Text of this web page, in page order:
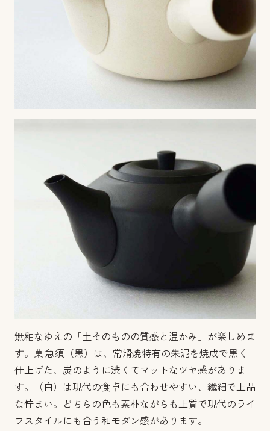
無釉なゆえの「土そのものの質感と温かみ」が楽しめま
す。 菓 急須（黒）は、常滑焼特有の朱泥を焼成で黒く
仕上げた、炭のように渋くてマットなツヤ感がありま
す。
（白）は現代の食卓にも合わせやすい、繊細で上品
な佇まい。
どちらの色も素朴ながらも上質で現代のライ
フスタイルにも合う和モダン感があります。